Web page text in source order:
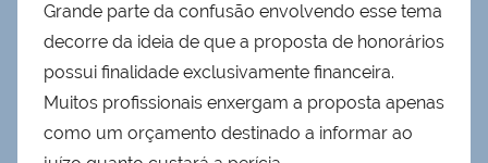
Grande parte da confusão envolvendo esse tema
decorre da ideia de que a proposta de honorários
possui finalidade exclusivamente financeira.
Muitos profissionais enxergam a proposta apenas
como um orçamento destinado a informar ao